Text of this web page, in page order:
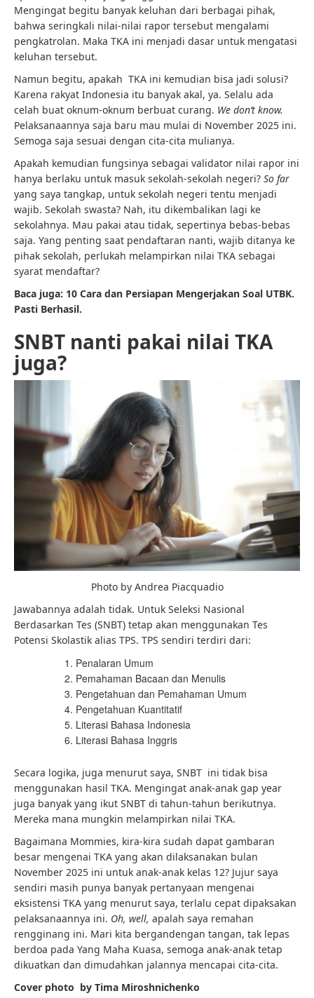
Mengingat begitu banyak keluhan dari berbagai pihak,
bahwa seringkali nilai-nilai rapor tersebut mengalami
pengkatrolan. Maka TKA ini menjadi dasar untuk mengatasi
keluhan tersebut.
Namun begitu, apakah TKA ini kemudian bisa jadi solusi?
Karena rakyat Indonesia itu banyak akal, ya. Selalu ada
celah buat oknum-oknum berbuat curang. We don’t know.
Pelaksanaannya saja baru mau mulai di November 2025 ini.
Semoga saja sesuai dengan cita-cita mulianya.
Apakah kemudian fungsinya sebagai validator nilai rapor ini
hanya berlaku untuk masuk sekolah-sekolah negeri? So far
yang saya tangkap, untuk sekolah negeri tentu menjadi
wajib. Sekolah swasta? Nah, itu dikembalikan lagi ke
sekolahnya. Mau pakai atau tidak, sepertinya bebas-bebas
saja. Yang penting saat pendaftaran nanti, wajib ditanya ke
pihak sekolah, perlukah melampirkan nilai TKA sebagai
syarat mendaftar?
Baca juga: 10 Cara dan Persiapan Mengerjakan Soal UTBK.
Pasti Berhasil.
SNBT nanti pakai nilai TKA
juga?
Photo by Andrea Piacquadio
Jawabannya adalah tidak. Untuk Seleksi Nasional
Berdasarkan Tes (SNBT) tetap akan menggunakan Tes
Potensi Skolastik alias TPS. TPS sendiri terdiri dari:
Penalaran Umum
Pemahaman Bacaan dan Menulis
Pengetahuan dan Pemahaman Umum
Pengetahuan Kuantitatif
Literasi Bahasa Indonesia
Literasi Bahasa Inggris
Secara logika, juga menurut saya, SNBT ini tidak bisa
menggunakan hasil TKA. Mengingat anak-anak gap year
juga banyak yang ikut SNBT di tahun-tahun berikutnya.
Mereka mana mungkin melampirkan nilai TKA.
Bagaimana Mommies, kira-kira sudah dapat gambaran
besar mengenai TKA yang akan dilaksanakan bulan
November 2025 ini untuk anak-anak kelas 12? Jujur saya
sendiri masih punya banyak pertanyaan mengenai
eksistensi TKA yang menurut saya, terlalu cepat dipaksakan
pelaksanaannya ini. Oh, well, apalah saya remahan
rengginang ini. Mari kita bergandengan tangan, tak lepas
berdoa pada Yang Maha Kuasa, semoga anak-anak tetap
dikuatkan dan dimudahkan jalannya mencapai cita-cita.
Cover photo by Tima Miroshnichenko